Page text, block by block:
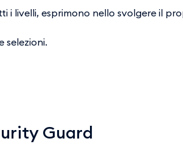
i livelli, esprimono nello svolgere il
selezioni.
Guard